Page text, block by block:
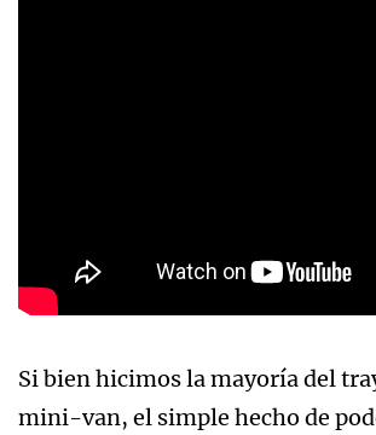
Si bien hicimos la mayoría del
mini-van, el simple hecho de